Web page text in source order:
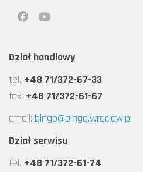
Dział handlowy
tel. +48 71/372-67-33
fax. +48 71/372-61-67
email: bingo@bingo.wroclaw.pl
Dział serwisu
tel. +48 71/372-61-74